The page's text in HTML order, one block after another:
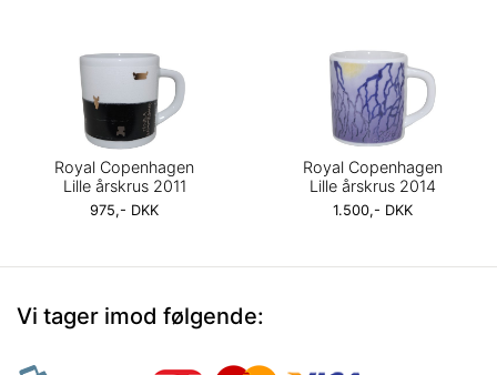
Royal Copenhagen
Lille årskrus 2011
975,- DKK
Royal Copenhagen
Lille årskrus 2014
1.500,- DKK
Vi tager imod følgende: